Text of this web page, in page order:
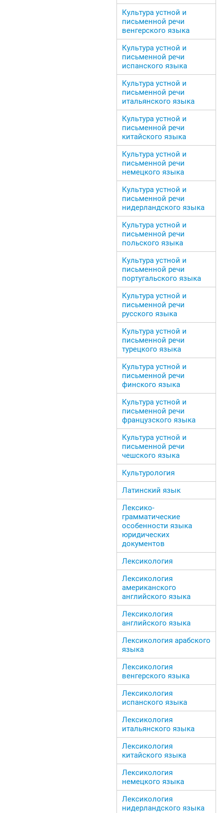
Культура устной и
письменной речи
венгерского языка
Культура устной и
письменной речи
испанского языка
Культура устной и
письменной речи
итальянского языка
Культура устной и
письменной речи
китайского языка
Культура устной и
письменной речи
немецкого языка
Культура устной и
письменной речи
нидерландского языка
Культура устной и
письменной речи
польского языка
Культура устной и
письменной речи
португальского языка
Культура устной и
письменной речи
русского языка
Культура устной и
письменной речи
турецкого языка
Культура устной и
письменной речи
финского языка
Культура устной и
письменной речи
французского языка
Культура устной и
письменной речи
чешского языка
Культурология
Латинский язык
Лексико-
грамматические
особенности языка
юридических
документов
Лексикология
Лексикология
американского
английского языка
Лексикология
английского языка
Лексикология арабского
языка
Лексикология
венгерского языка
Лексикология
испанского языка
Лексикология
итальянского языка
Лексикология
китайского языка
Лексикология
немецкого языка
Лексикология
нидерландского языка